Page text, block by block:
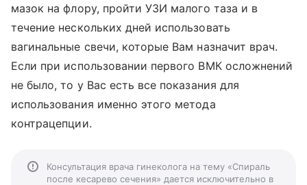
мазок на флору, пройти УЗИ малого таза и в
течение нескольких дней использовать
вагинальные свечи, которые Вам назначит врач.
Если при использовании первого ВМК осложнений
не было, то у Вас есть все показания для
использования именно этого метода
контрацепции.
Консультация врача гинеколога на тему «Спираль
после кесарево сечения» дается исключительно в